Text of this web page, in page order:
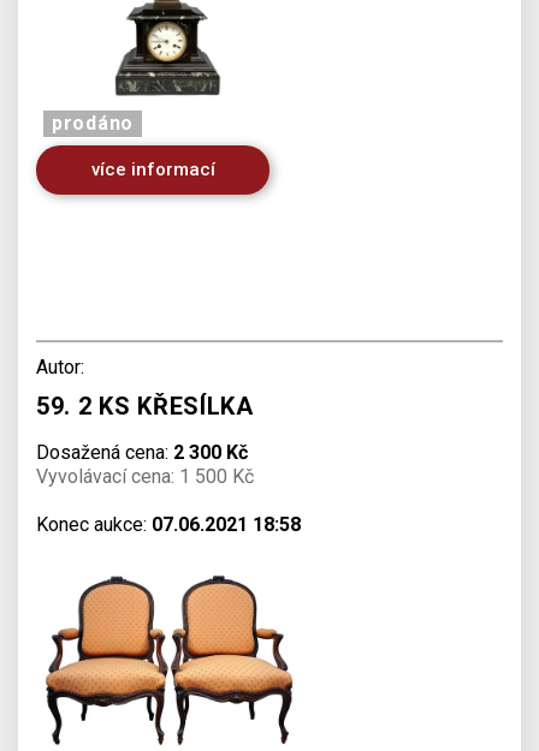
prodáno
více informací
Autor:
59. 2 KS KŘESÍLKA
Dosažená cena: 2 300 Kč
Vyvolávací cena: 1 500 Kč
Konec aukce: 07.06.2021 18:58